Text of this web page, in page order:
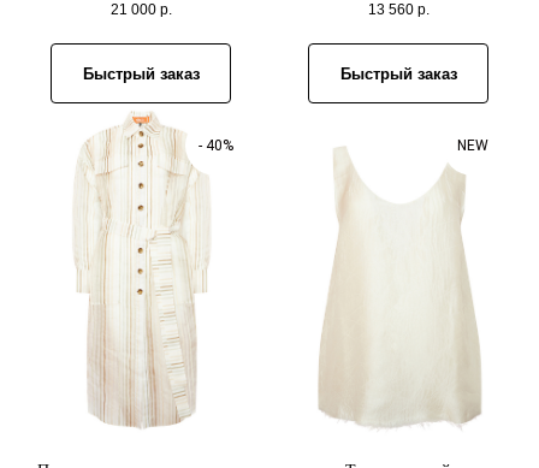
21 000 р.
Быстрый заказ
13 560 р.
Быстрый заказ
- 40% NEW